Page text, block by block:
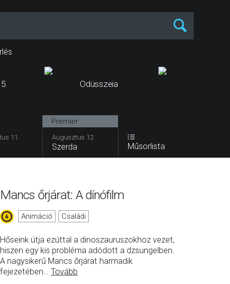
Odüsszeia
11.
Premier
Augusztus 12.
Szerda Műsorlista
Mancs őrjárat: A dínófilm
Animáció Családi
Hőseink útja ezúttal a dinoszauruszokhoz vezet,
hiszen egy kis probléma adódott a dzsungelben.
A nagysikerű Mancs őrjárat harmadik
fejezetében… Tovább